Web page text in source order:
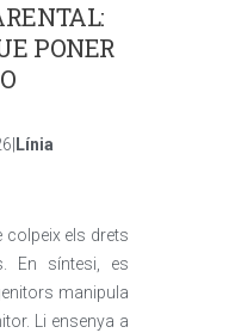
PONER
Línia
colpeix els drets
En síntesi, es
manipula
Li ensenya a